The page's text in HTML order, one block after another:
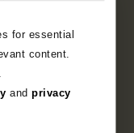
for essential
content.
andprivacy